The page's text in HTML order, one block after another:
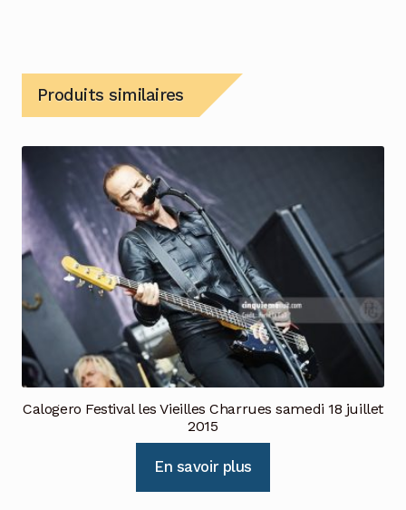
Produits similaires
Calogero Festival les Vieilles Charrues samedi 18 juillet
2015
En savoir plus